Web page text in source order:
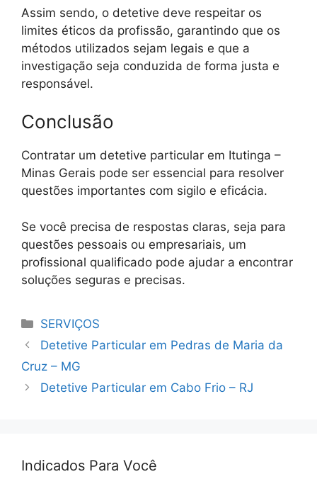
Assim sendo, o detetive deve respeitar os
limites éticos da profissão, garantindo que os
métodos utilizados sejam legais e que a
investigação seja conduzida de forma justa e
responsável.
Conclusão
Contratar um detetive particular em Itutinga –
Minas Gerais pode ser essencial para resolver
questões importantes com sigilo e eficácia.
Se você precisa de respostas claras, seja para
questões pessoais ou empresariais, um
profissional qualificado pode ajudar a encontrar
soluções seguras e precisas.
Categorias
SERVIÇOS
Detetive Particular em Pedras de Maria da
Cruz – MG
Detetive Particular em Cabo Frio – RJ
Indicados Para Você